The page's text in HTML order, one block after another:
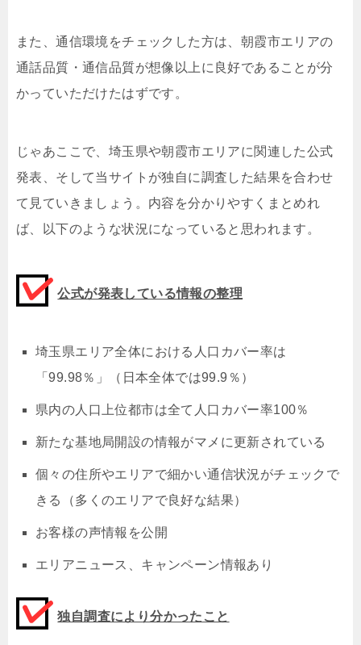
また、通信環境をチェックした方は、朝霞市エリアの
通話品質・通信品質が想像以上に良好であることが分
かっていただけたはずです。
じゃあここで、埼玉県や朝霞市エリアに関連した公式
発表、そして当サイトが独自に調査した結果を合わせ
て見ていきましょう。内容を分かりやすくまとめれ
ば、以下のような状況になっていると思われます。
公式が発表している情報の整理
埼玉県エリア全体における人口カバー率は
「99.98％」（日本全体では99.9％）
県内の人口上位都市は全て人口カバー率100％
新たな基地局開設の情報がマメに更新されている
個々の住所やエリアで細かい通信状況がチェックで
きる（多くのエリアで良好な結果）
お客様の声情報を公開
エリアニュース、キャンペーン情報あり
独自調査により分かったこと